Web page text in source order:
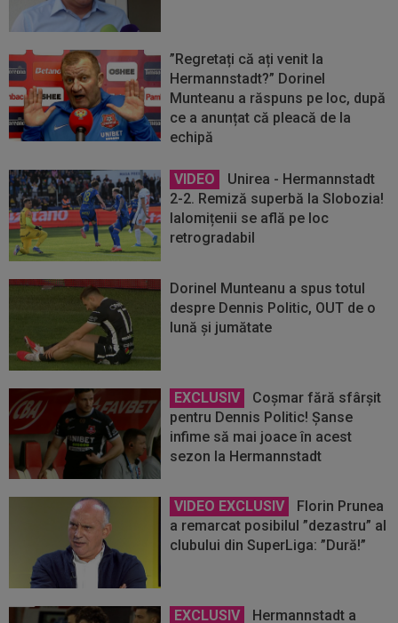
”Regretați că ați venit la
Hermannstadt?” Dorinel
Munteanu a răspuns pe loc, după
ce a anunțat că pleacă de la
echipă
VIDEO
Unirea - Hermannstadt
2-2. Remiză superbă la Slobozia!
Ialomițenii se află pe loc
retrogradabil
Dorinel Munteanu a spus totul
despre Dennis Politic, OUT de o
lună și jumătate
EXCLUSIV
Coșmar fără sfârșit
pentru Dennis Politic! Șanse
infime să mai joace în acest
sezon la Hermannstadt
VIDEO EXCLUSIV
Florin Prunea
a remarcat posibilul ”dezastru” al
clubului din SuperLiga: ”Dură!”
EXCLUSIV
Hermannstadt a